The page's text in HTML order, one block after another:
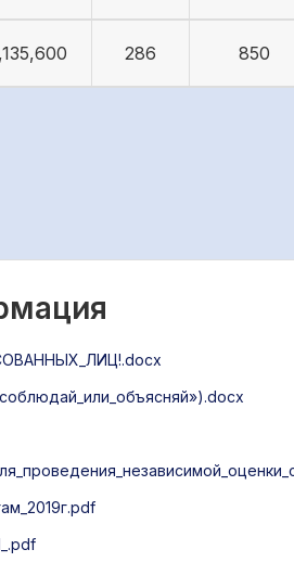
286 850